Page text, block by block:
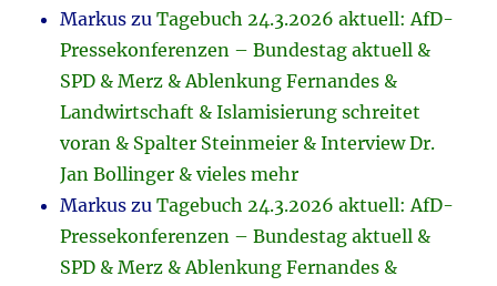
Markus zuTagebuch 24.3.2026 aktuell: AfD-
Pressekonferenzen – Bundestag aktuell &
SPD & Merz & Ablenkung Fernandes &
Landwirtschaft & Islamisierung schreitet
voran & Spalter Steinmeier & Interview Dr.
Jan Bollinger & vieles mehr
Markus zuTagebuch 24.3.2026 aktuell: AfD-
Pressekonferenzen – Bundestag aktuell &
SPD & Merz & Ablenkung Fernandes &